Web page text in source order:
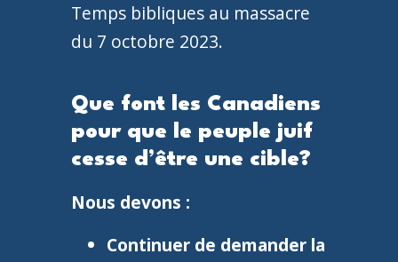
Temps bibliques au massacre
du 7 octobre 2023.
Que font les Canadiens
pour que le peuple juif
cesse d’être une cible?
Nous devons :
Continuer de demander la